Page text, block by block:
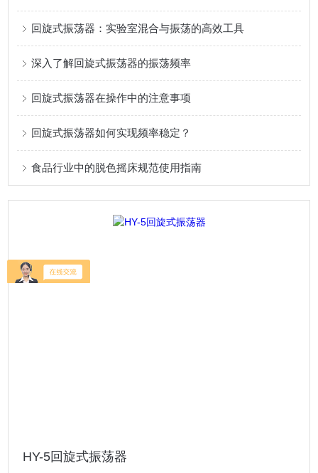
回旋式振荡器：实验室混合与振荡的高效工具
深入了解回旋式振荡器的振荡频率
回旋式振荡器在操作中的注意事项
回旋式振荡器如何实现频率稳定？
食品行业中的脱色摇床规范使用指南
HY-5回旋式振荡器